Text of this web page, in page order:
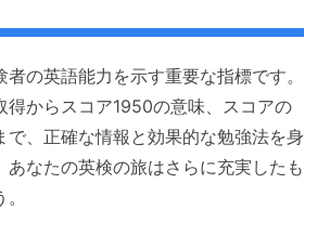
の英語能力を示す重要な指標です。
得からスコア1950の意味、スコアの
で、正確な情報と効果的な勉強法を身
あなたの英検の旅はさらに充実したも